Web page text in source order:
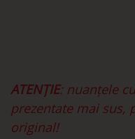
ATENȚIE: nuanțele
prezentate mai sus,
original!